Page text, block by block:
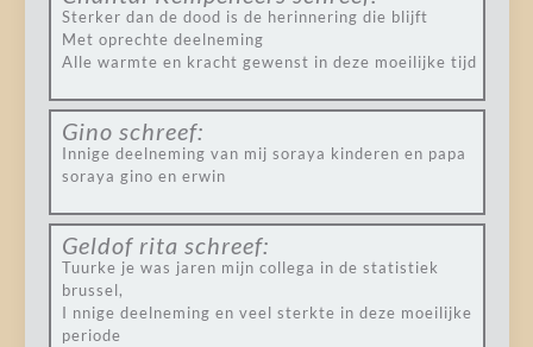
Sterker dan de dood is de herinnering die blijft
Met oprechte deelneming
Alle warmte en kracht gewenst in deze moeilijke tijd
Gino schreef:
Innige deelneming van mij soraya kinderen en papa
soraya gino en erwin
Geldof rita schreef:
Tuurke je was jaren mijn collega in de statistiek
brussel,
I nnige deelneming en veel sterkte in deze moeilijke
periode